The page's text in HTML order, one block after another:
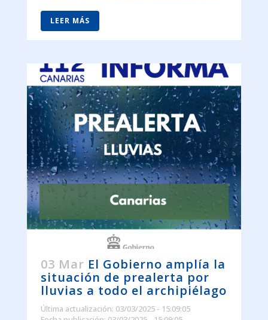
LEER MÁS
03 Mar El Gobierno amplía la
situación de prealerta por
lluvias a todo el archipiélago
Última actualización: 03/03/2025 - 15:09:05